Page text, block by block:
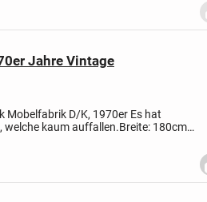
Jahre Vintage
Mobelfabrik D/K, 1970erEs hat
welche kaum auffallen.Breite: 180cm